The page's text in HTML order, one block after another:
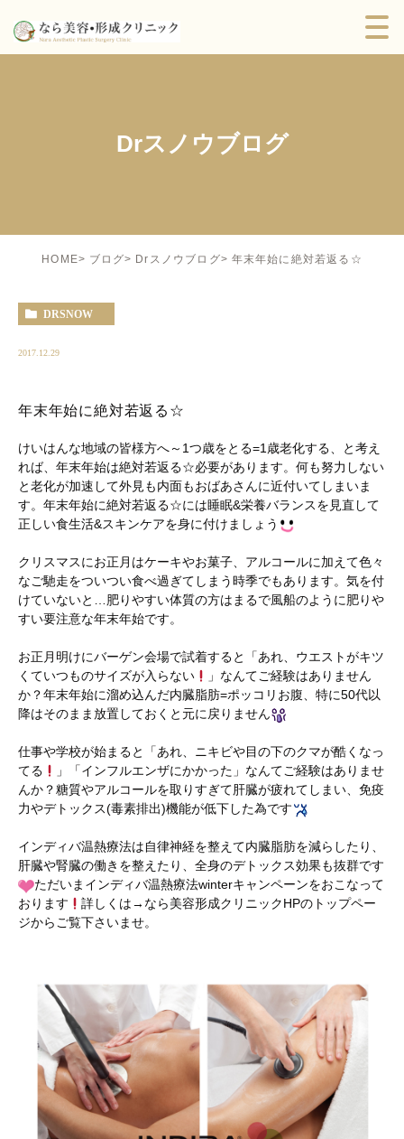
Drスノウブログ
HOME ブログ Drスノウブログ 年末年始に絶対若返る☆
DRSNOW
2017.12.29
年末年始に絶対若返る☆
けいはんな地域の皆様方へ～1つ歳をとる=1歳老化する、と考え
れば、年末年始は絶対若返る☆必要があります。何も努力しない
と老化が加速して外見も内面もおばあさんに近付いてしまいま
す。年末年始に絶対若返る☆には睡眠&栄養バランスを見直して
正しい食生活&スキンケアを身に付けましょう
クリスマスにお正月はケーキやお菓子、アルコールに加えて色々
なご馳走をついつい食べ過ぎてしまう時季でもあります。気を付
けていないと…肥りやすい体質の方はまるで風船のように肥りや
すい要注意な年末年始です。
お正月明けにバーゲン会場で試着すると「あれ、ウエストがキツ
くていつものサイズが入らない
」なんてご経験はありません
か？年末年始に溜め込んだ内臓脂肪=ポッコリお腹、特に50代以
降はそのまま放置しておくと元に戻りません
仕事や学校が始まると「あれ、ニキビや目の下のクマが酷くなっ
てる
」「インフルエンザにかかった」なんてご経験はありませ
んか？糖質やアルコールを取りすぎて肝臓が疲れてしまい、免疫
力やデトックス(毒素排出)機能が低下した為です
インディバ温熱療法は自律神経を整えて内臓脂肪を減らしたり、
肝臓や腎臓の働きを整えたり、全身のデトックス効果も抜群です
ただいまインディバ温熱療法winterキャンペーンをおこなって
おります
詳しくは→なら美容形成クリニックHPのトップペー
ジからご覧下さいませ。